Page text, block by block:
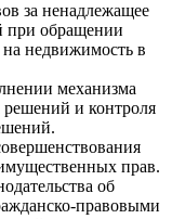
за ненадлежащее
при обращении
недвижимость в
механизма
решений и контроля
прав.
об
правовыми